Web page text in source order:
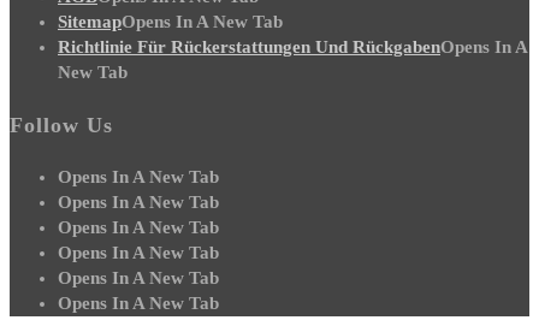
SitemapOpens In A New Tab
Richtlinie Für Rückerstattungen Und RückgabenOpens In A
New Tab
Follow Us
Opens In A New Tab
Opens In A New Tab
Opens In A New Tab
Opens In A New Tab
Opens In A New Tab
Opens In A New Tab